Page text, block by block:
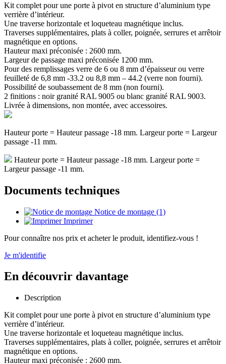
Kit complet pour une porte à pivot en structure d’aluminium type
verrière d’intérieur.
Une traverse horizontale et loqueteau magnétique inclus.
Traverses supplémentaires, plats à coller, poignée, serrures et arrêtoir
magnétique en options.
Hauteur maxi préconisée : 2600 mm.
Largeur de passage maxi préconisée 1200 mm.
Pour des remplissages verre de 6 ou 8 mm d’épaisseur ou verre
feuilleté de 6,8 mm -33.2 ou 8,8 mm – 44.2 (verre non fourni).
Possibilité de soubassement de 8 mm (non fourni).
2 finitions : noir granité RAL 9005 ou blanc granité RAL 9003.
Livrée à dimensions, non montée, avec accessoires.
Hauteur porte = Hauteur passage -18 mm. Largeur porte = Largeur
passage -11 mm.
Hauteur porte = Hauteur passage -18 mm. Largeur porte =
Largeur passage -11 mm.
Documents techniques
Notice de montage (1)
Imprimer
Pour connaître nos prix et acheter le produit, identifiez-vous !
Je m'identifie
En découvrir davantage
Description
Kit complet pour une porte à pivot en structure d’aluminium type
verrière d’intérieur.
Une traverse horizontale et loqueteau magnétique inclus.
Traverses supplémentaires, plats à coller, poignée, serrures et arrêtoir
magnétique en options.
Hauteur maxi préconisée : 2600 mm.